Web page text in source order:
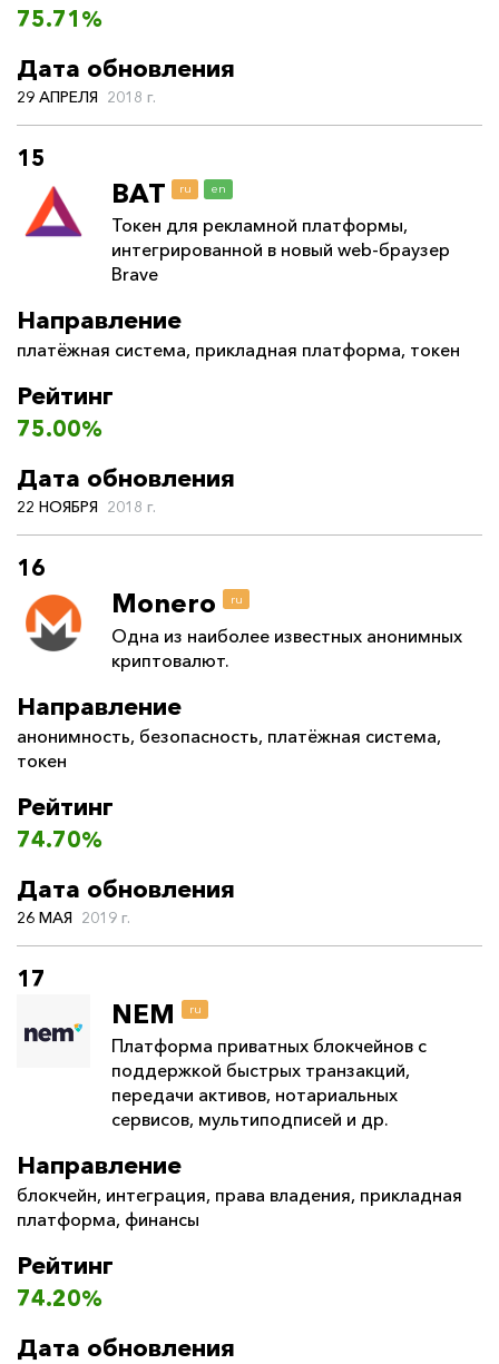
75.71%
Дата обновления
29 АПРЕЛЯ 2018 г.
15
BAT ru en
Токен для рекламной платформы,
интегрированной в новый web-браузер
Brave
Направление
платёжная система, прикладная платформа, токен
Рейтинг
75.00%
Дата обновления
22 НОЯБРЯ 2018 г.
16
Monero ru
Одна из наиболее известных анонимных
криптовалют.
Направление
анонимность, безопасность, платёжная система,
токен
Рейтинг
74.70%
Дата обновления
26 МАЯ 2019 г.
17
NEM ru
Платформа приватных блокчейнов с
поддержкой быстрых транзакций,
передачи активов, нотариальных
сервисов, мультиподписей и др.
Направление
блокчейн, интеграция, права владения, прикладная
платформа, финансы
Рейтинг
74.20%
Дата обновления